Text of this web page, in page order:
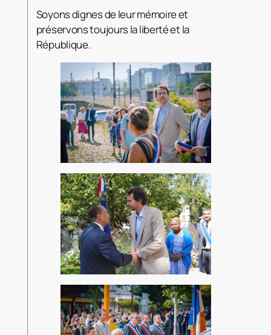
Soyons dignes de leur mémoire et
préservons toujours la liberté et la
République.